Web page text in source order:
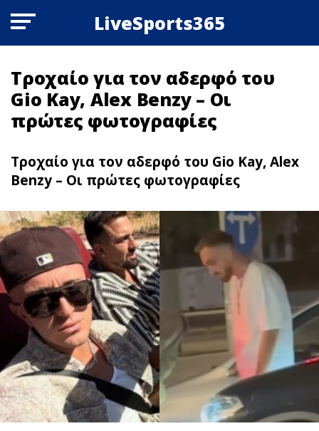
LiveSports365
Τροχαίο για τον αδερφό του
Gio Kay, Alex Benzy – Οι
πρώτες φωτογραφίες
Τροχαίο για τον αδερφό του Gio Kay, Alex
Benzy – Οι πρώτες φωτογραφίες